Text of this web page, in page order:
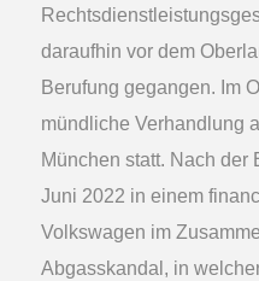
daraufhin vor dem
Berufung gegangen. Im
mündliche Verhandlung
München statt. Nach der
Juni 2022 in einem
Volkswagen im
Abgasskandal, in